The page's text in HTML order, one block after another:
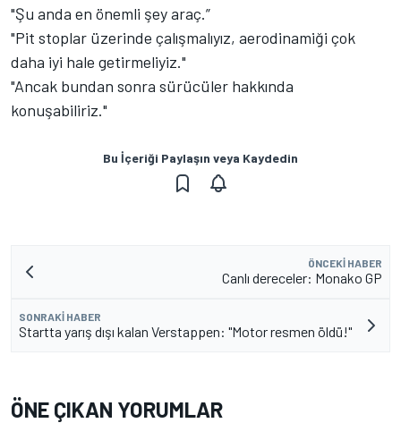
"Şu anda en önemli şey araç.”
"Pit stoplar üzerinde çalışmalıyız, aerodinamiği çok
daha iyi hale getirmeliyiz."
"Ancak bundan sonra sürücüler hakkında
konuşabiliriz."
Bu İçeriği Paylaşın veya Kaydedin
ÖNCEKI HABER
Canlı dereceler: Monako GP
SONRAKI HABER
Startta yarış dışı kalan Verstappen: "Motor resmen öldü!"
ÖNE ÇIKAN YORUMLAR